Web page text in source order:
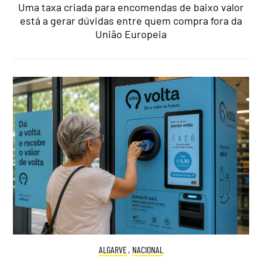
Uma taxa criada para encomendas de baixo valor
está a gerar dúvidas entre quem compra fora da
União Europeia
ALGARVE, NACIONAL